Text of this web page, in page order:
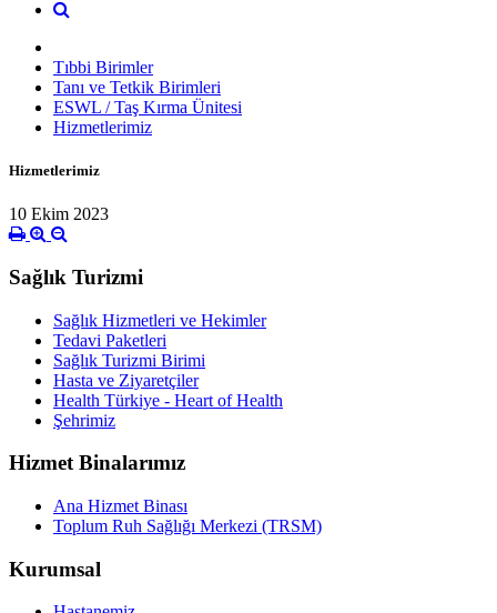
Tıbbi Birimler
Tanı ve Tetkik Birimleri
ESWL / Taş Kırma Ünitesi
Hizmetlerimiz
Hizmetlerimiz
10 Ekim 2023
Sağlık Turizmi
Sağlık Hizmetleri ve Hekimler
Tedavi Paketleri
Sağlık Turizmi Birimi
Hasta ve Ziyaretçiler
Health Türkiye - Heart of Health
Şehrimiz
Hizmet Binalarımız
Ana Hizmet Binası
Toplum Ruh Sağlığı Merkezi (TRSM)
Kurumsal